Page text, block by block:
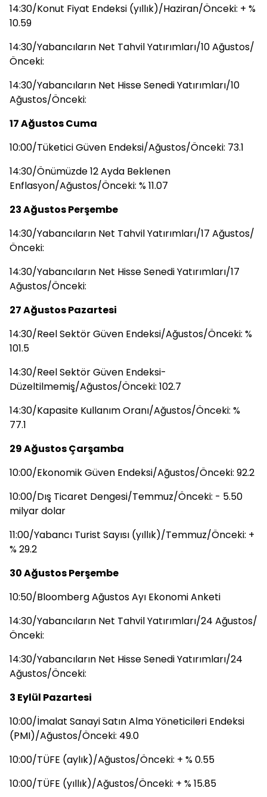
14:30/Konut Fiyat Endeksi (yıllık)/Haziran/Önceki: + %
10.59
14:30/Yabancıların Net Tahvil Yatırımları/10 Ağustos/
Önceki:
14:30/Yabancıların Net Hisse Senedi Yatırımları/10
Ağustos/Önceki:
17 Ağustos Cuma
10:00/Tüketici Güven Endeksi/Ağustos/Önceki: 73.1
14:30/Önümüzde 12 Ayda Beklenen
Enflasyon/Ağustos/Önceki: % 11.07
23 Ağustos Perşembe
14:30/Yabancıların Net Tahvil Yatırımları/17 Ağustos/
Önceki:
14:30/Yabancıların Net Hisse Senedi Yatırımları/17
Ağustos/Önceki:
27 Ağustos Pazartesi
14:30/Reel Sektör Güven Endeksi/Ağustos/Önceki: %
101.5
14:30/Reel Sektör Güven Endeksi-
Düzeltilmemiş/Ağustos/Önceki: 102.7
14:30/Kapasite Kullanım Oranı/Ağustos/Önceki: %
77.1
29 Ağustos Çarşamba
10:00/Ekonomik Güven Endeksi/Ağustos/Önceki: 92.2
10:00/Dış Ticaret Dengesi/Temmuz/Önceki: - 5.50
milyar dolar
11:00/Yabancı Turist Sayısı (yıllık)/Temmuz/Önceki: +
% 29.2
30 Ağustos Perşembe
10:50/Bloomberg Ağustos Ayı Ekonomi Anketi
14:30/Yabancıların Net Tahvil Yatırımları/24 Ağustos/
Önceki:
14:30/Yabancıların Net Hisse Senedi Yatırımları/24
Ağustos/Önceki:
3 Eylül Pazartesi
10:00/İmalat Sanayi Satın Alma Yöneticileri Endeksi
(PMI)/Ağustos/Önceki: 49.0
10:00/TÜFE (aylık)/Ağustos/Önceki: + % 0.55
10:00/TÜFE (yıllık)/Ağustos/Önceki: + % 15.85